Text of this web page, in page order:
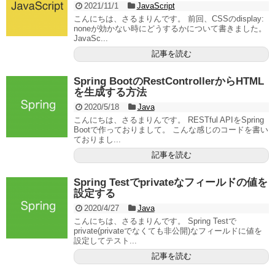
2021/11/1
JavaScript
こんにちは、さるまりんです。 前回、CSSのdisplay:
noneが効かない時にどうするかについて書きました。
JavaSc...
記事を読む
Spring BootのRestControllerからHTML
を生成する方法
2020/5/18
Java
こんにちは、さるまりんです。 RESTful APIをSpring
Bootで作っておりまして。 こんな感じのコードを書い
ておりまし...
記事を読む
Spring Testでprivateなフィールドの値を
設定する
2020/4/27
Java
こんにちは、さるまりんです。 Spring Testで
private(privateでなくても非公開)なフィールドに値を
設定してテスト...
記事を読む